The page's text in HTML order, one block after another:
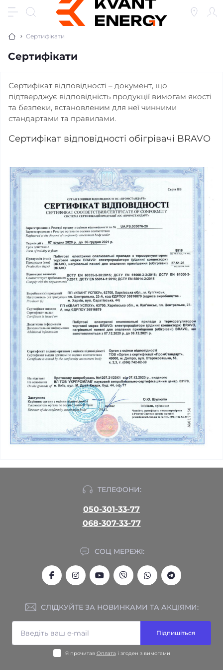
Сертифікати
Сертифікати
Сертифікат відповідності – документ, що
підтверджує відповідність продукції вимогам якості
та безпеки, встановленим для неї чинними
стандартами та правилами.
Сертифікат відповідності обігрівачі BRAVO
ТЕЛЕФОНИ:
050-301-33-77
068-307-33-77
СОЦ МЕРЕЖІ:
СЛІДКУЙТЕ ЗА НОВИНКАМИ ТА АКЦІЯМИ:
Підпишіться
Я прочитав Оплата і згоден з вимогами